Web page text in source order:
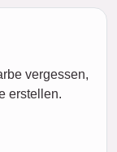
vergessen,
erstellen.